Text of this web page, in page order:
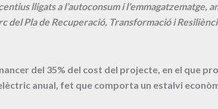
lligats a l’autoconsum i l’emmagatzematge,
Pla de Recuperació, Transformació i
del 35% del cost del projecte, en el que
anual, fet que comporta un estalvi